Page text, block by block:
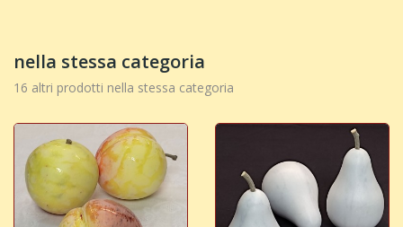
nella stessa categoria
16 altri prodotti nella stessa categoria